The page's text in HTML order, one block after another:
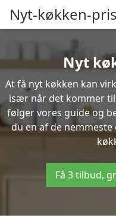
Nyt-køkken-
Nyt
At få nyt køkken kan
især når det kommer
følger vores guide og
du en af de
Få 3 tilbud,